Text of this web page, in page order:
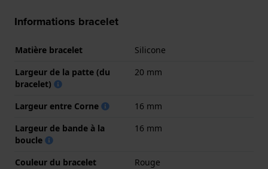
Informations bracelet
Matière bracelet
Silicone
Largeur de la patte (du
bracelet)
20 mm
Largeur entre Corne
16 mm
Largeur de bande à la
boucle
16 mm
Couleur du bracelet
Rouge